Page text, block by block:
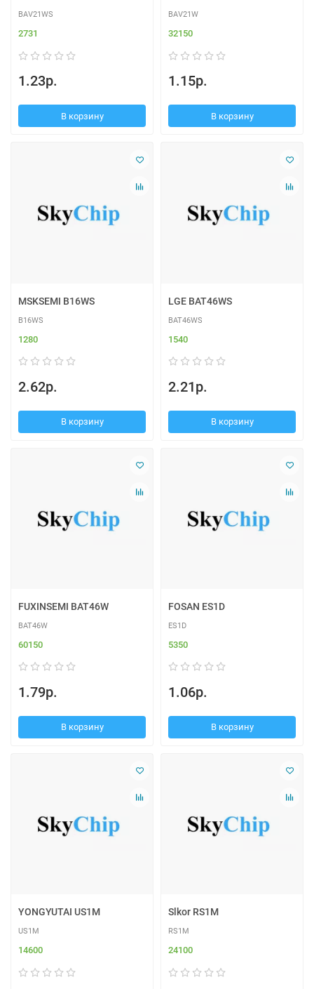
BAV21WS
2731
1.23р.
В корзину
BAV21W
32150
1.15р.
В корзину
MSKSEMI B16WS
B16WS
1280
2.62р.
В корзину
LGE BAT46WS
BAT46WS
1540
2.21р.
В корзину
FUXINSEMI BAT46W
BAT46W
60150
1.79р.
В корзину
FOSAN ES1D
ES1D
5350
1.06р.
В корзину
YONGYUTAI US1M
US1M
14600
Slkor RS1M
RS1M
24100